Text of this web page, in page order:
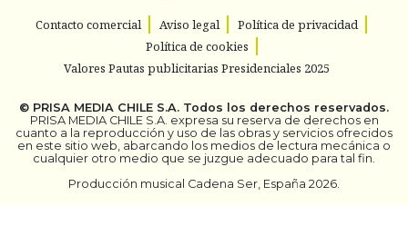
Contacto comercial Aviso legal
Política de privacidad
Política de cookies
Valores Pautas publicitarias Presidenciales 2025
© PRISA MEDIA CHILE S.A. Todos los derechos reservados.
PRISA MEDIA CHILE S.A. expresa su reserva de derechos en
cuanto a la reproducción y uso de las obras y servicios ofrecidos
en este sitio web, abarcando los medios de lectura mecánica o
cualquier otro medio que se juzgue adecuado para tal fin.
Producción musical Cadena Ser, España 2026.